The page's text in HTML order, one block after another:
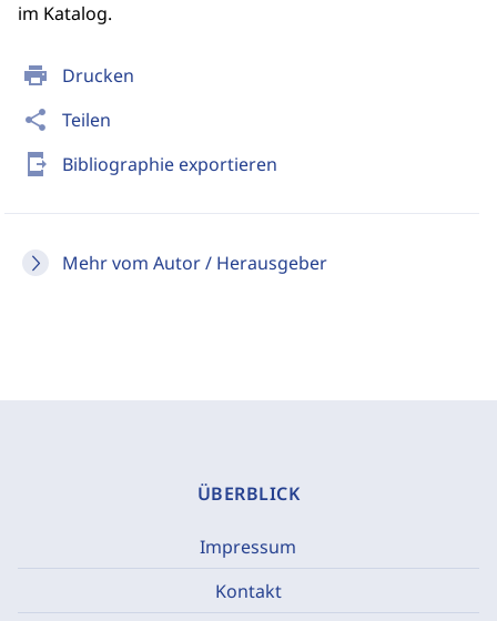
print Drucken
share Teilen
send_to_mobile Bibliographie exportieren
Mehr vom Autor / Herausgeber
im Katalog.
ÜBERBLICK
Impressum
Kontakt